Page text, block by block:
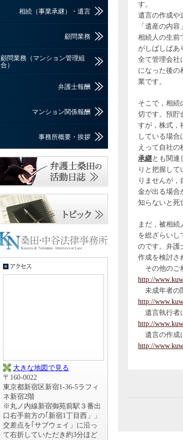
す。
遺言の作成や
「遺産の内
相続人の生前
がしばしばあ
全て管理会社
になった後の
業です。
そこで，相続
切です。預貯
すが，株式，
している場
えって自社の
承継とも関連
りと把握し
りませんが
金が出る場合
知らないと死
まだ，被相続
を総ざらいし
のです。弁護
作成を検討さ
その他のご
http://
未成年者の
http://
遺言執行者
http://
遺言の作成
http://
相続（事業承継）・遺言
顧問業務
顧問業務（マンション管理組
合）
弁護士報酬
マンション関係報酬
事務所概要・挨拶
大きな地図で見る
〒160-0022
東京都新宿区新宿1-36-5ラフィ
ネ新宿2階
※丸ノ内線新宿御苑前駅３番出
口右手前方の｢新宿1丁目西」」
交差点を｢サブウェイ」に沿っ
て右折していただき約3分ほど